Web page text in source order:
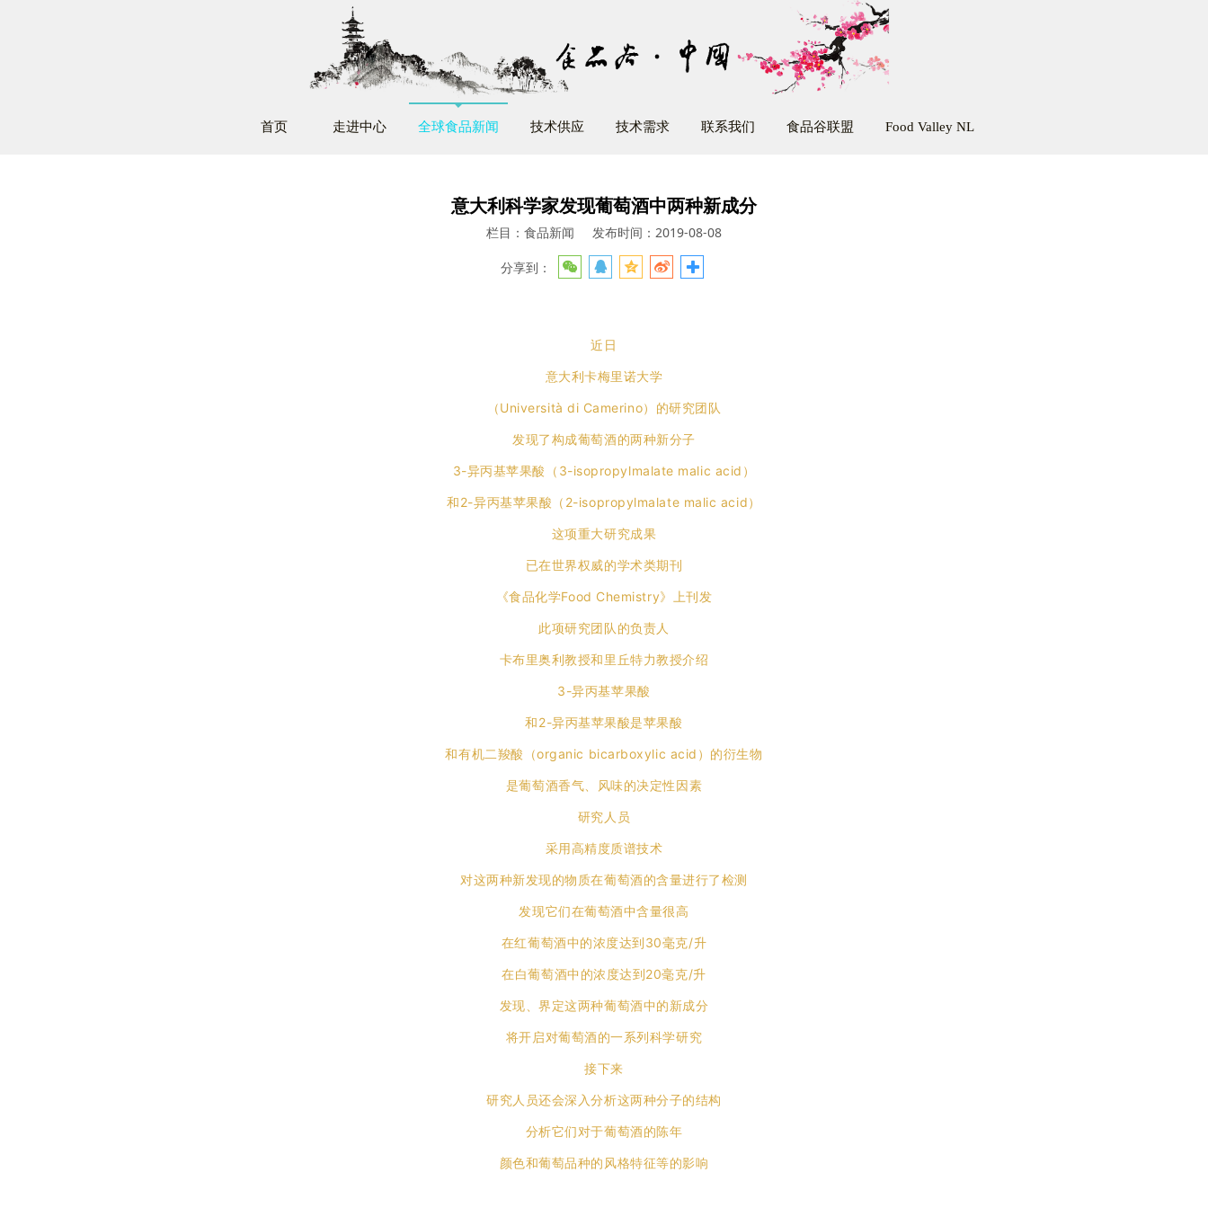
首页 走进中心 全球食品新闻 技术供应 技术需求 联系我们 食品谷联盟 Food Valley NL
意大利科学家发现葡萄酒中两种新成分
栏目：食品新闻 发布时间：2019-08-08
分享到：
近日
意大利卡梅里诺大学
（Università di Camerino）的研究团队
发现了构成葡萄酒的两种新分子
3-异丙基苹果酸（3-isopropylmalate malic acid）
和2-异丙基苹果酸（2-isopropylmalate malic acid）
这项重大研究成果
已在世界权威的学术类期刊
《食品化学Food Chemistry》上刊发
此项研究团队的负责人
卡布里奥利教授和里丘特力教授介绍
3-异丙基苹果酸
和2-异丙基苹果酸是苹果酸
和有机二羧酸（organic bicarboxylic acid）的衍生物
是葡萄酒香气、风味的决定性因素
研究人员
采用高精度质谱技术
对这两种新发现的物质在葡萄酒的含量进行了检测
发现它们在葡萄酒中含量很高
在红葡萄酒中的浓度达到30毫克/升
在白葡萄酒中的浓度达到20毫克/升
发现、界定这两种葡萄酒中的新成分
将开启对葡萄酒的一系列科学研究
接下来
研究人员还会深入分析这两种分子的结构
分析它们对于葡萄酒的陈年
颜色和葡萄品种的风格特征等的影响